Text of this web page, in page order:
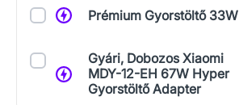
Prémium Gyorstöltő 33W
Gyári, Dobozos Xiaomi
MDY-12-EH 67W Hyper
Gyorstöltő Adapter